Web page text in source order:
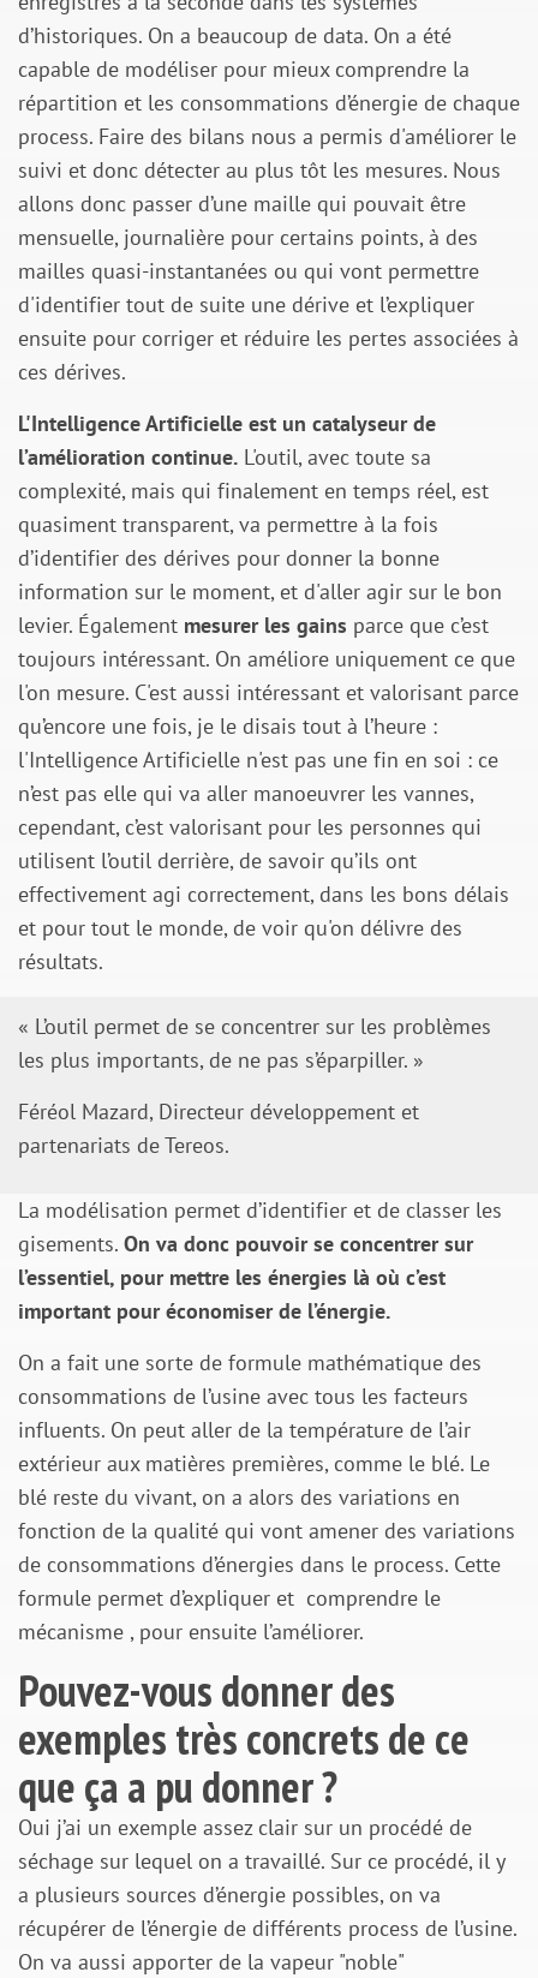
d’historiques. On a beaucoup de data. On a été
capable de modéliser pour mieux comprendre la
répartition et les consommations d’énergie de chaque
process. Faire des bilans nous a permis d'améliorer le
suivi et donc détecter au plus tôt les mesures. Nous
allons donc passer d’une maille qui pouvait être
mensuelle, journalière pour certains points, à des
mailles quasi-instantanées ou qui vont permettre
d'identifier tout de suite une dérive et l’expliquer
ensuite pour corriger et réduire les pertes associées à
ces dérives.
L'Intelligence Artificielle est un catalyseur de
l’amélioration continue. L'outil, avec toute sa
complexité, mais qui finalement en temps réel, est
quasiment transparent, va permettre à la fois
d’identifier des dérives pour donner la bonne
information sur le moment, et d'aller agir sur le bon
levier. Également mesurer les gains parce que c’est
toujours intéressant. On améliore uniquement ce que
l'on mesure. C'est aussi intéressant et valorisant parce
qu’encore une fois, je le disais tout à l’heure :
l'Intelligence Artificielle n'est pas une fin en soi : ce
n’est pas elle qui va aller manoeuvrer les vannes,
cependant, c’est valorisant pour les personnes qui
utilisent l’outil derrière, de savoir qu’ils ont
effectivement agi correctement, dans les bons délais
et pour tout le monde, de voir qu'on délivre des
résultats.
« L’outil permet de se concentrer sur les problèmes
les plus importants, de ne pas s’éparpiller. »
Féréol Mazard, Directeur développement et
partenariats de Tereos.
La modélisation permet d’identifier et de classer les
gisements. On va donc pouvoir se concentrer sur
l’essentiel, pour mettre les énergies là où c’est
important pour économiser de l’énergie.
On a fait une sorte de formule mathématique des
consommations de l’usine avec tous les facteurs
influents. On peut aller de la température de l’air
extérieur aux matières premières, comme le blé. Le
blé reste du vivant, on a alors des variations en
fonction de la qualité qui vont amener des variations
de consommations d’énergies dans le process. Cette
formule permet d’expliquer et comprendre le
mécanisme , pour ensuite l’améliorer.
Pouvez-vous donner des
exemples très concrets de ce
que ça a pu donner ?
Oui j’ai un exemple assez clair sur un procédé de
séchage sur lequel on a travaillé. Sur ce procédé, il y
a plusieurs sources d’énergie possibles, on va
récupérer de l’énergie de différents process de l’usine.
On va aussi apporter de la vapeur "noble"